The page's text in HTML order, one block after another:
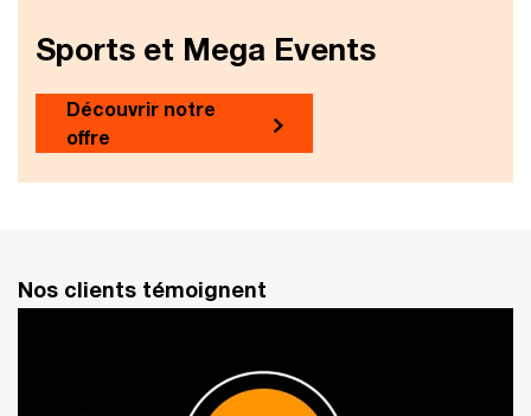
Sports et Mega Events
Découvrir notre
offre
Nos clients témoignent